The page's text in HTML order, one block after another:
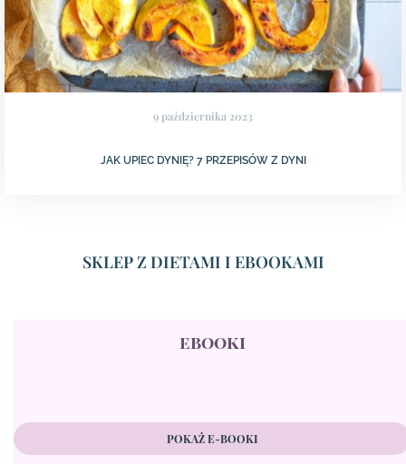
9 października 2023
JAK UPIEC DYNIĘ? 7 PRZEPISÓW Z DYNI
SKLEP Z DIETAMI I EBOOKAMI
ebooki
POKAŻ E-BOOKI